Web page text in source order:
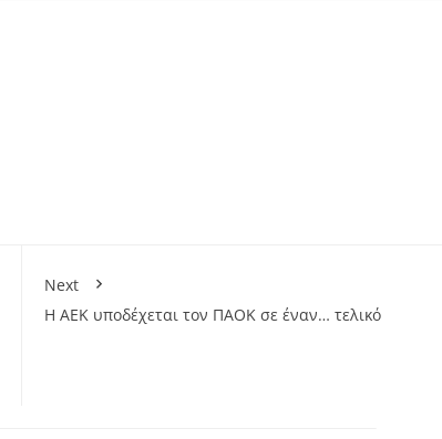
Next
Η ΑΕΚ υποδέχεται τον ΠΑΟΚ σε έναν… τελικό